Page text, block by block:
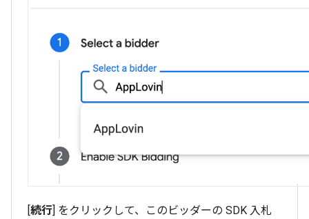
[続行] をクリックして、このビッダーの SDK 入札